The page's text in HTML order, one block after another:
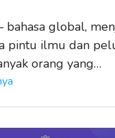
bahasa global,
pintu ilmu dan
orang yang…